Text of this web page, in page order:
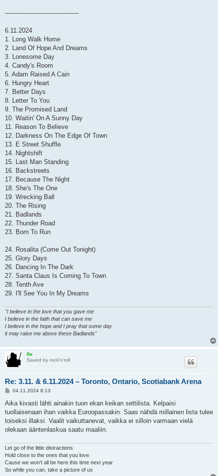
--------------------------------------
6.11.2024
1. Long Walk Home
2. Land Of Hope And Dreams
3. Lonesome Day
4. Candy's Room
5. Adam Raised A Cain
6. Hungry Heart
7. Better Days
8. Letter To You
9. The Promised Land
10. Waitin' On A Sunny Day
11. Reason To Believe
12. Darkness On The Edge Of Town
13. E Street Shuffle
14. Nightshift
15. Last Man Standing
16. Backstreets
17. Because The Night
18. She's The One
19. Wrecking Ball
20. The Rising
21. Badlands
22. Thunder Road
23. Born To Run
24. Rosalita (Come Out Tonight)
25. Glory Days
26. Dancing In The Dark
27. Santa Claus Is Coming To Town
28. Tenth Ave
29. I'll See You In My Dreams
"I believe in the love that you gave me
I believe in the faith that can save me
I believe in the hope and I pray that some day
it may raise me above these Badlands"
Ile
Saved by rock'n'roll
Re: 3.11. & 6.11.2024 – Toronto, Ontario, Scotiabank Arena
V
e
t
i
04.11.2024 8:13
Aika kivasti lähti ainakin tuon ekan keikan settilista. Kelpaisi
tuollaisenaan ihan vaikka Euroopassakin. Saas nähdä millainen lista tulee
toiseksi illaksi. Vaalit vaikuttanevat, vaikka ei silloin varmaan vielä
olekaan ääntenlaskua saatu maaliin.
Let go of the little distractions
Hold close to the ones that you love
Cause we won't all be here this time next year
So while you can, take a picture of us